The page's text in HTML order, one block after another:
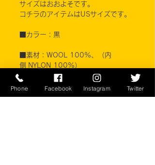
サイズはおおよそです。
コチラのアイテムはUSサイズです。
■カラー：黒
■素材：WOOL 100%、（内
側 NYLON 100%）
※ご注意ください
実店舗と在庫共有しているため、注文
Phone Facebook Instagram Twitter